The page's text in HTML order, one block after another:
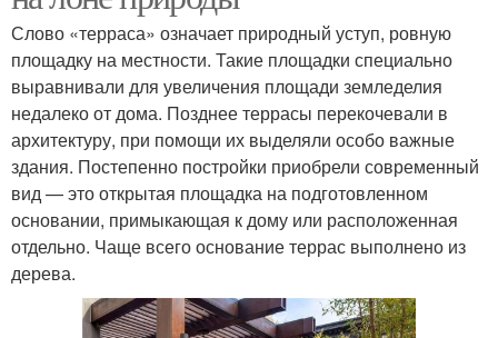
Слово «терраса» означает природный уступ, ровную
площадку на местности. Такие площадки специально
выравнивали для увеличения площади земледелия
недалеко от дома. Позднее террасы перекочевали в
архитектуру, при помощи их выделяли особо важные
здания. Постепенно постройки приобрели современный
вид — это открытая площадка на подготовленном
основании, примыкающая к дому или расположенная
отдельно. Чаще всего основание террас выполнено из
дерева.